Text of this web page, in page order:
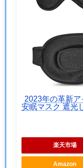
2023年の革新
安眠マスク 遮光
楽天市場
Amazon